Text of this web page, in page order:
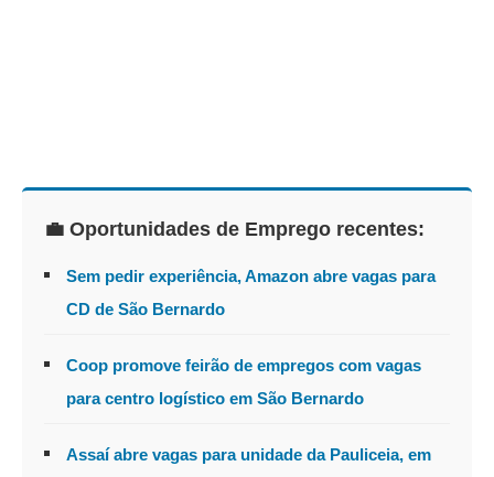
💼 Oportunidades de Emprego recentes:
Sem pedir experiência, Amazon abre vagas para
CD de São Bernardo
Coop promove feirão de empregos com vagas
para centro logístico em São Bernardo
Assaí abre vagas para unidade da Pauliceia, em